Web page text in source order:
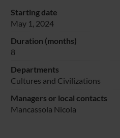
Starting date
May 1, 2024
Duration (months)
8
Departments
Cultures and Civilizations
Managers or local contacts
Mancassola Nicola